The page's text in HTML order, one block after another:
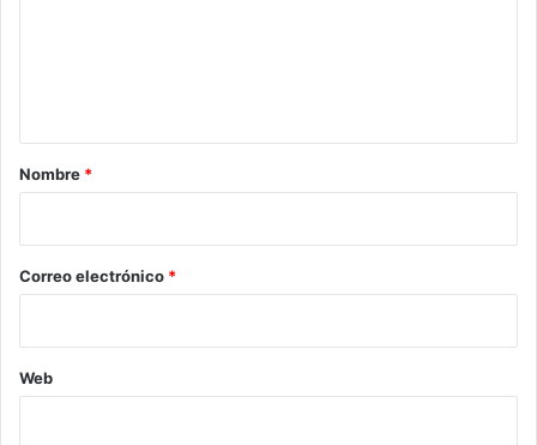
r
*
Nombre *
Correo electrónico *
Web